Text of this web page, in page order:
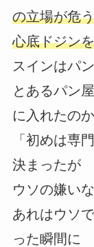
の立場が危
心底ドジン
スインはパ
とあるパン
に入れたの
「初めは専
決まったが
ウソの嫌い
あれはウソ
った瞬間に